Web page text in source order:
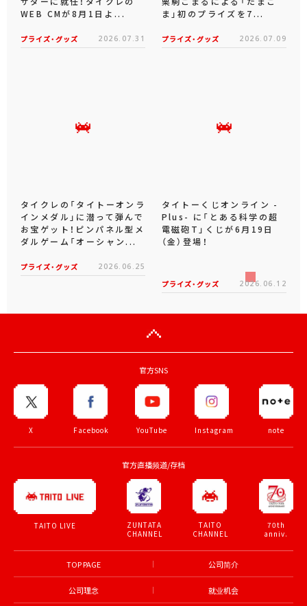
WEB CMが8月1日よ...
プライズ・グッズ 2026.07.31
ま」初のプライズを7...
プライズ・グッズ 2026.07.09
タイクレの「タイトーオンラ
インメダル」に潜って弾んで
お宝ゲット！ピンパネル型メ
ダルゲーム「オーシャン...
プライズ・グッズ 2026.06.25
タイトーくじオンライン -
Plus- に「とある科学の超
電磁砲T」くじが6月19日
（金）登場！
プライズ・グッズ 2026.06.12
官方SNS
X Facebook YouTube Instagram note
官方直播频道/存档
TAITO LIVE
ZUNTATA
CHANNEL
TAITO
CHANNEL
70th
anniv.
TOP PAGE 公司简介
公司理念 就业机会